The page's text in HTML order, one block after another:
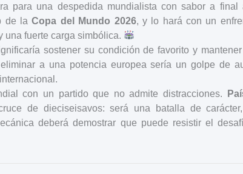
para una despedida mundialista con sabor a final
de laCopa del Mundo 2026, y lo hará con un
una fuerte carga simbólica.
sostener su condición de favorito y
a una potencia europea sería un golpe de
con un partido que no admite distracciones.
de dieciseisavos: será una batalla de
deberá demostrar que puede resistir el